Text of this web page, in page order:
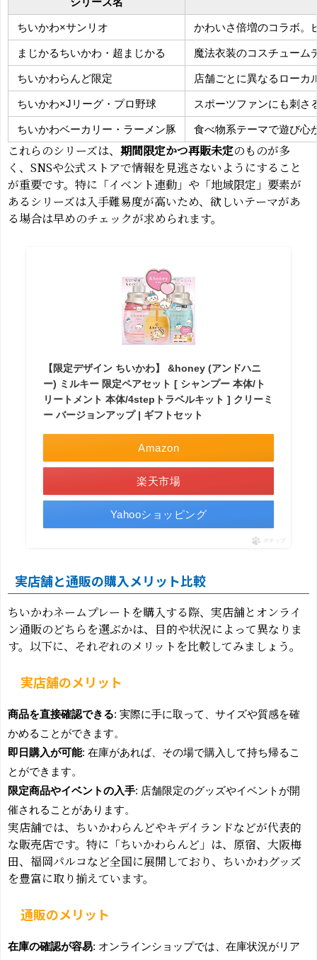
ちいかわ×サンリオ かわいさ倍増のコラボ。
まじかるちいかわ・超まじかる 魔法衣装のコスチューム
ちいかわらんど限定 店舗ごとに異なるローカ
ちいかわ×Jリーグ・プロ野球 スポーツファンにも刺さ
ちいかわベーカリー・ラーメン豚 食べ物系テーマで遊び心
これらのシリーズは、 期間限定かつ再販未定のものが多
く、SNSや公式ストアで情報を見逃さないようにすること
が重要です。特に「イベント連動」や「地域限定」要素が
あるシリーズは入手難易度が高いため、欲しいテーマがあ
る場合は早めのチェックが求められます。
【限定デザイン ちいかわ】 &honey (アンドハニ
ー) ミルキー 限定ペアセット [ シャンプー 本体/ト
リートメント 本体/4stepトラベルキット ] クリーミ
ー バージョンアップ | ギフトセット
Amazon
楽天市場
Yahooショッピング
ポチップ
実店舗と通販の購入メリット比較
ちいかわネームプレートを購入する際、実店舗とオンライ
ン通販のどちらを選ぶかは、目的や状況によって異なりま
す。以下に、それぞれのメリットを比較してみましょう。
実店舗のメリット
商品を直接確認できる: 実際に手に取って、サイズや質感を確
かめることができます。
即日購入が可能: 在庫があれば、その場で購入して持ち帰るこ
とができます。
限定商品やイベントの入手: 店舗限定のグッズやイベントが開
催されることがあります。
実店舗では、ちいかわらんどやキデイランドなどが代表的
な販売店です。特に「ちいかわらんど」は、原宿、大阪梅
田、福岡パルコなど全国に展開しており、ちいかわグッズ
を豊富に取り揃えています。
通販のメリット
在庫の確認が容易: オンラインショップでは、在庫状況がリア